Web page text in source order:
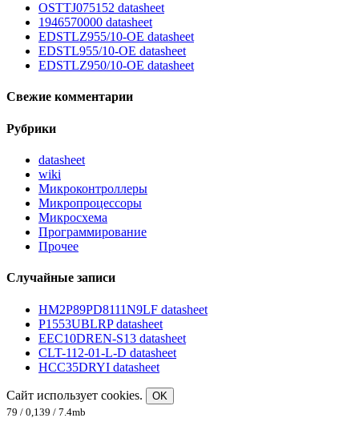
OSTTJ075152 datasheet
1946570000 datasheet
EDSTLZ955/10-OE datasheet
EDSTL955/10-OE datasheet
EDSTLZ950/10-OE datasheet
Свежие комментарии
Рубрики
datasheet
wiki
Микроконтроллеры
Микропроцессоры
Микросхема
Программирование
Прочее
Случайные записи
HM2P89PD8111N9LF datasheet
P1553UBLRP datasheet
EEC10DREN-S13 datasheet
CLT-112-01-L-D datasheet
HCC35DRYI datasheet
Сайт использует cookies.
OK
79 / 0,139 / 7.4mb